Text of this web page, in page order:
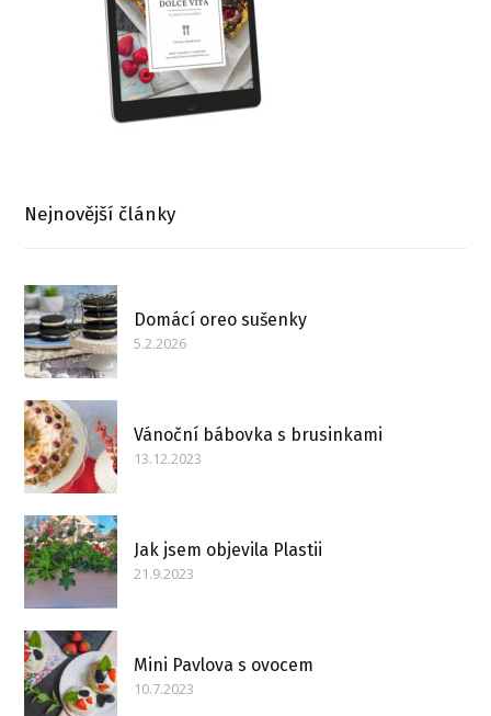
Nejnovější články
Domácí oreo sušenky
5.2.2026
Vánoční bábovka s brusinkami
13.12.2023
Jak jsem objevila Plastii
21.9.2023
Mini Pavlova s ovocem
10.7.2023